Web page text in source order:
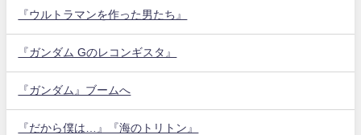
『ウルトラマンを作った男たち』
『ガンダム Gのレコンギスタ』
『ガンダム』ブームへ
『だから僕は…』『海のトリトン』